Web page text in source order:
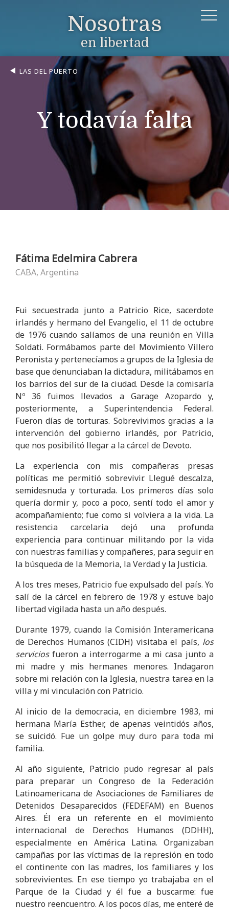
Nosotras
en libertad
LAS DEL PUERTO
Y todavía falta
Fátima Edelmira Cabrera
CABA, Argentina
Fui secuestrada junto a Patricio Rice, sacerdote
irlandés y hermano del Evangelio, el 11 de octubre
de 1976 cuando salíamos de una reunión en Villa
Soldati. Formábamos parte del Movimiento Villero
Peronista y pertenecíamos a grupos de la Iglesia de
base que denunciaban la dictadura, militábamos en
los barrios del sur de la ciudad. Desde la comisaría
Nº 36 fuimos llevados a Garage Azopardo y,
posteriormente, a Superintendencia Federal.
Fueron días de torturas. Sobrevivimos gracias a la
intervención del gobierno irlandés, por Patricio,
que nos posibilitó llegar a la cárcel de Devoto.
La experiencia con mis compañeras presas
políticas me permitió sobrevivir. Llegué descalza,
semidesnuda y torturada. Los primeros días solo
quería dormir y, poco a poco, sentí todo el amor y
acompañamiento; fue como si volviera a la vida. La
resistencia carcelaria dejó una profunda
experiencia para continuar militando por la vida
con nuestras familias y compañeres, para seguir en
la búsqueda de la Memoria, la Verdad y la Justicia.
A los tres meses, Patricio fue expulsado del país. Yo
salí de la cárcel en febrero de 1978 y estuve bajo
libertad vigilada hasta un año después.
Durante 1979, cuando la Comisión Interamericana
de Derechos Humanos (CIDH) visitaba el país, los
serviciosfueron a interrogarme a mi casa junto a
mi madre y mis hermanes menores. Indagaron
sobre mi relación con la Iglesia, nuestra tarea en la
villa y mi vinculación con Patricio.
Al inicio de la democracia, en diciembre 1983, mi
hermana María Esther, de apenas veintidós años,
se suicidó. Fue un golpe muy duro para toda mi
familia.
Al año siguiente, Patricio pudo regresar al país
para preparar un Congreso de la Federación
Latinoamericana de Asociaciones de Familiares de
Detenidos Desaparecidos (FEDEFAM) en Buenos
Aires. Él era un referente en el movimiento
internacional de Derechos Humanos (DDHH),
especialmente en América Latina. Organizaban
campañas por las víctimas de la represión en todo
el continente con las madres, los familiares y los
sobrevivientes. En ese tiempo yo trabajaba en el
Parque de la Ciudad y él fue a buscarme: fue
nuestro reencuentro. A los pocos días, me enteré de